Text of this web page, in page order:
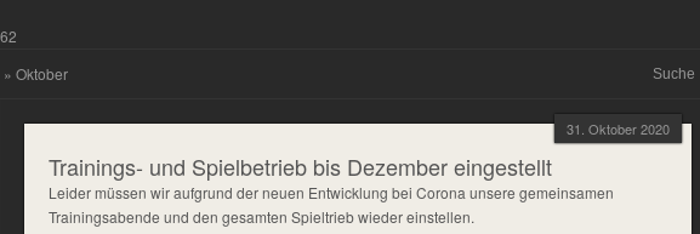
» Oktober
31. Oktober 2020
Trainings- und Spielbetrieb bis Dezember eingestellt
Leider müssen wir aufgrund der neuen Entwicklung bei Corona unsere gemeinsamen
Trainingsabende und den gesamten Spieltrieb wieder einstellen.